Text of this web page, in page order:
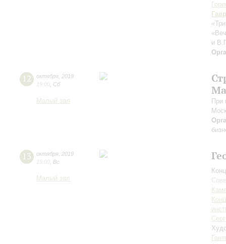
и
12 октября 2019
19:00 Сб
Малый зал
При
13 октября 2019
15:00 Вс
Малый зал